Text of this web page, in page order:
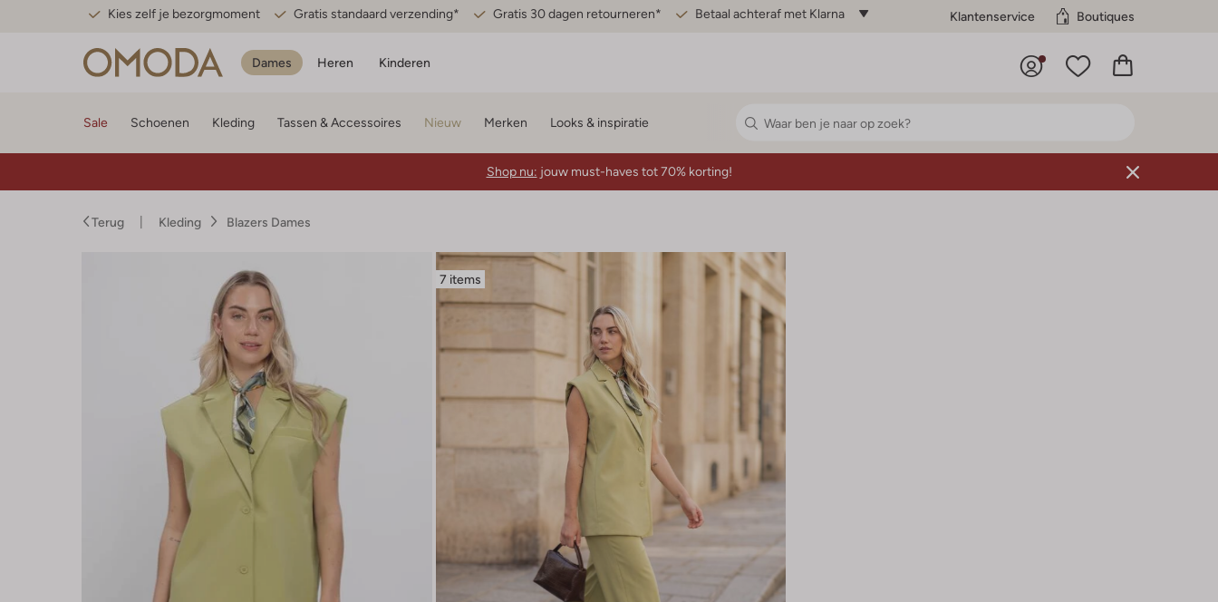
Kies zelf je bezorgmoment Gratis standaard verzending* Gratis 30 dagen retourneren* Betaal achteraf met Klarna Klantenservice Boutiques
Dames Heren Kinderen
Sale Schoenen Kleding Tassen & Accessoires Nieuw Merken Looks & inspiratie
Shop nu: jouw must-haves tot 70% korting!
Terug Kleding Blazers Dames
7 items